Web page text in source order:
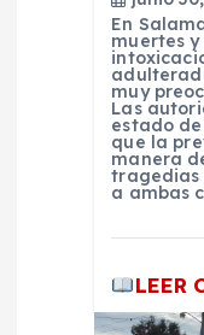
En
muertes
muy
Las
estado
que la
manera
tragedias
a ambas
LEER